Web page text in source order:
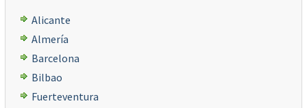
Alicante
Almería
Barcelona
Bilbao
Fuerteventura